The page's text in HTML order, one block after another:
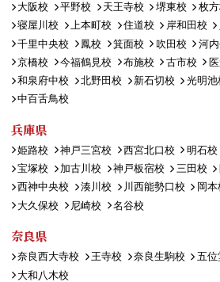
大阪校 平野校 天王寺校 堺東校 枚
寝屋川校
上本町校 住道校 岸和田校
千里中央校
鳳校 箕面校 吹田校 河
京橋校
今福鶴見校 布施校 古市校
和泉府中校
北野田校 新石切校 光明池
中百舌鳥校
兵庫県
姫路校 神戸三宮校 西宮北口校 明石校
宝塚校
加古川校 神戸板宿校 三田校
西神中央校
湊川校 川西能勢口校 岡本
大久保校
尼崎校 名谷校
奈良県
奈良西大寺校 王寺校 奈良生駒校 五位
大和八木校